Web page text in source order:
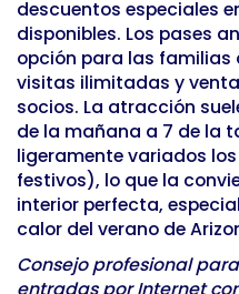
descuentos especiales
disponibles. Los pases
opción para las familias
visitas ilimitadas y
socios. La atracción
de la mañana a 7 de la
ligeramente variados
festivos), lo que la
interior perfecta,
calor del verano de
Consejo profesional
entradas por Internet